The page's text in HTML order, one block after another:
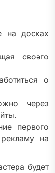
на досках
своего
о
через
первого
на
будет